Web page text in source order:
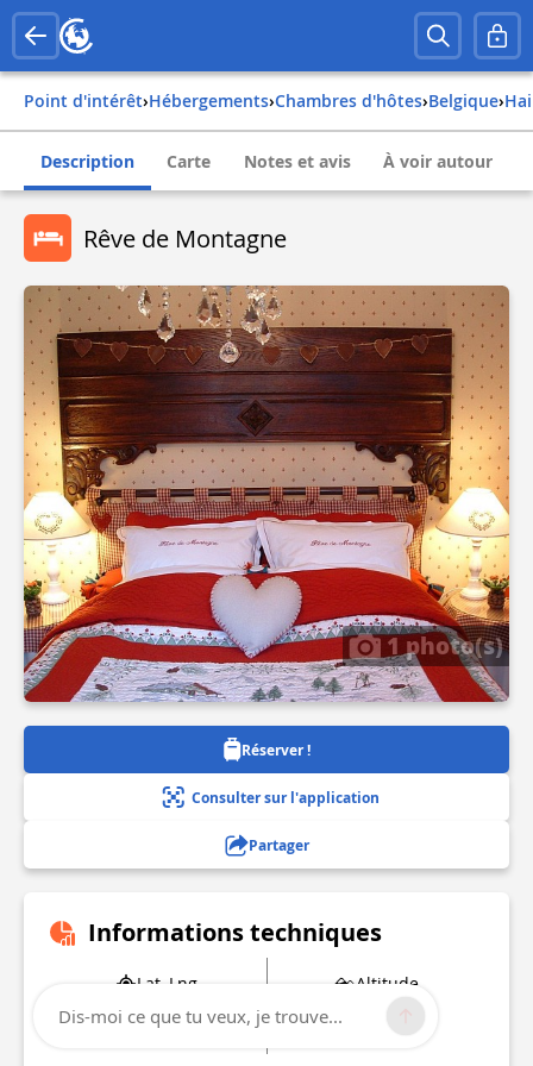
Point d'intérêt› Hébergements› Chambres d'hôtes› belgique›
Description Carte Notes et avis À voir autour
Rêve de Montagne
1 photo(s)
Réserver !
Consulter sur l'application
Partager
Informations techniques
Lat, Lng
50.16935
4.23491
Altitude
266 m
Dis-moi ce que tu veux, je trouve...